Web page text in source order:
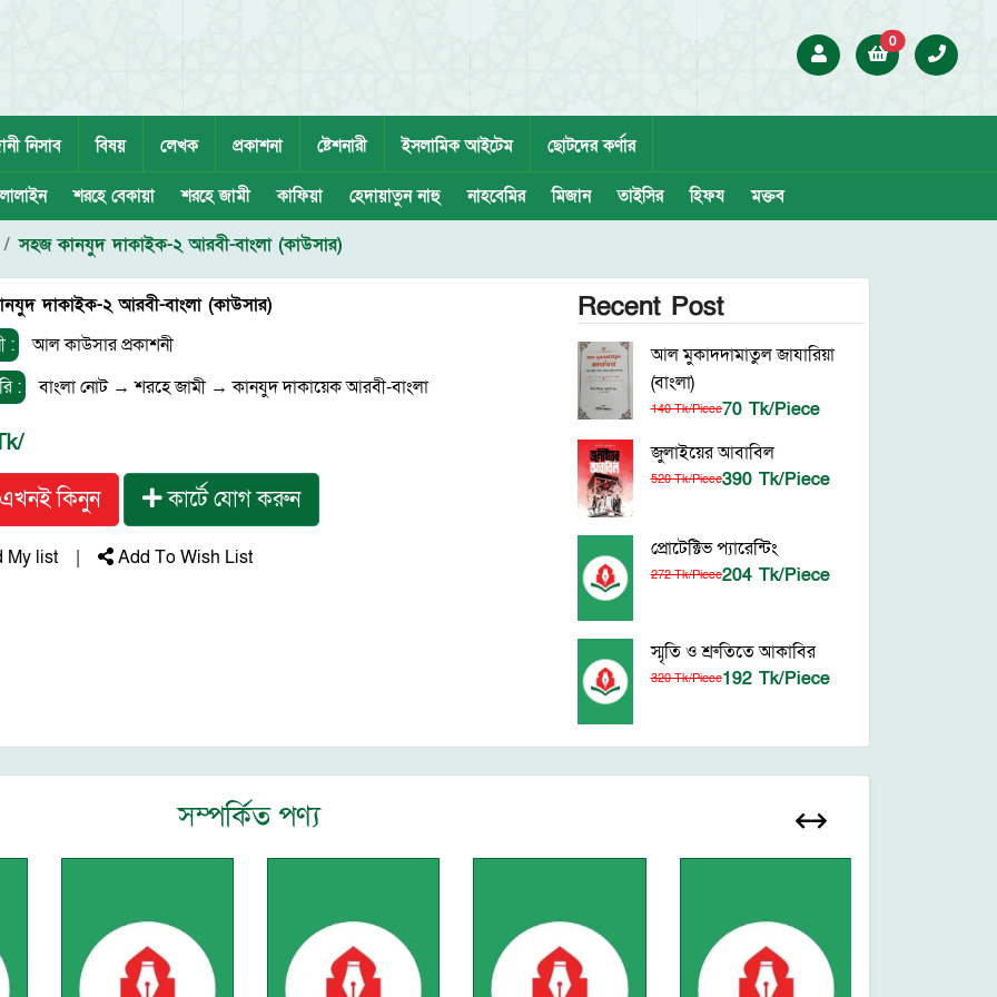
0
নিসাব বিষয় লেখক প্রকাশনা ষ্টেশনারী ইসলামিক আইটেম ছোটদের কর্ণার
শরহে বেকায়া শরহে জামী কাফিয়া হেদায়াতুন নাহু নাহবেমির মিজান তাইসির হিফয মক্তব
সহজ কানযুদ দাকাইক-২ আরবী-বাংলা (কাউসার)
দাকাইক-২ আরবী-বাংলা (কাউসার)
:
আল কাউসার প্রকাশনী
:
বাংলা নোট→শরহে জামী→কানযুদ দাকায়েক আরবী-বাংলা
কিনুন
কার্টে যোগ করুন
list | Add To Wish List
Recent Post
আল মুকাদদামাতুল জাযারিয়া
(বাংলা)
140 Tk/Piece70 Tk/Piece
জুলাইয়ের আবাবিল
520 Tk/Piece390 Tk/Piece
প্রোটেক্টিভ প্যারেন্টিং
272 Tk/Piece204 Tk/Piece
স্মৃতি ও শ্রুতিতে আকাবির
320 Tk/Piece192 Tk/Piece
সম্পর্কিত পণ্য